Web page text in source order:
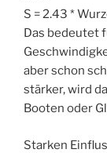
S = 2.43 *
Das bedeutet
aber schon
stärker, wird
Booten oder
Starken